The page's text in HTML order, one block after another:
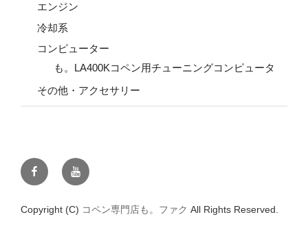
エンジン
冷却系
コンピューター
も。LA400Kコペン用チューニングコンピュータ
その他・アクセサリー
FacebookYouTube
Copyright (C) コペン専門店も。ファク All Rights Reserved.